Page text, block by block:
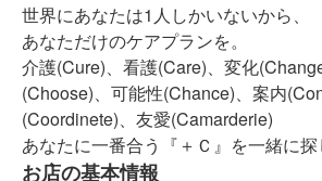
世界にあなたは1人しかいないから、
あなただけのケアプランを。
介護(Cure)、看護(Care)、変化
(Choose)、可能性(Chance)、案内
(Coordinete)、友愛(Camarderie)
あなたに一番合う『＋Ｃ』を一緒に探
お店の基本情報